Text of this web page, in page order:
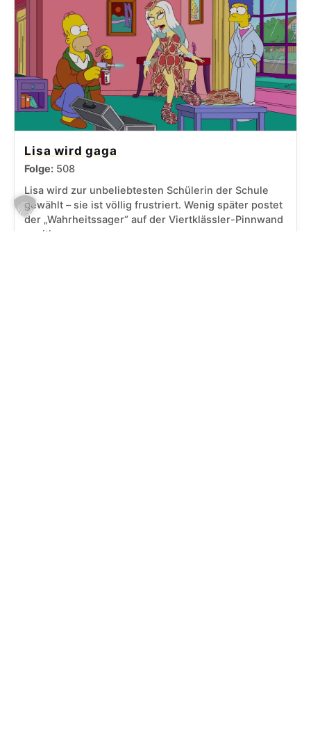
Lisa wird gaga
Folge: 508
Lisa wird zur unbeliebtesten Schülerin der Schule
gewählt – sie ist völlig frustriert. Wenig später postet
der „Wahrheitssager“ auf der Viertklässler-Pinnwand
positive…